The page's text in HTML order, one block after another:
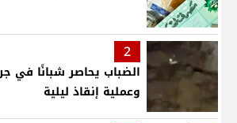
2
الضباب يحاصر شبانًا في
وعملية إنقاذ ليلية